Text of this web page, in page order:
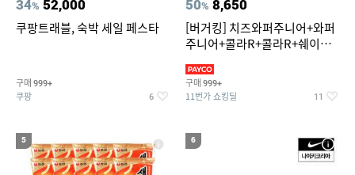
34% 52,000
쿠팡트래블, 숙박 세일 페스타
구매 999+
쿠팡 6
50% 8,650
[버거킹] 치즈와퍼주니어+와퍼
주니어+콜라R+콜라R+쉐이킹
구매 999+
11번가 쇼킹딜 11
5 6